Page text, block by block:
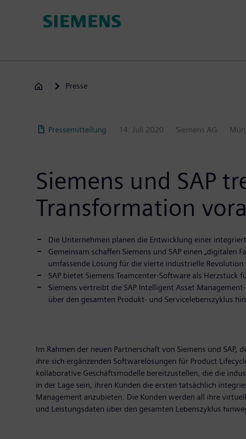
Presse
Pressemitteilung 14. Juli 2020 Siemens AG
Siemens und SAP
Transformation
Die Unternehmen planen die Entwicklung einer
Gemeinsam schaffen Siemens und SAP einen
umfassende Lösung für die vierte industrielle
SAP bietet Siemens Teamcenter-Software als
Siemens vertreibt die SAP Intelligent Asset
über den gesamten Produkt- und Servicelebenszyklus
Im Rahmen der neuen Partnerschaft von Siemens und
ihre sich ergänzenden Softwarelösungen für Product
kollaborative Geschäftsmodelle bereitzustellen, die die
in der Lage sein, ihren Kunden die ersten tatsächlich
Management anzubieten. Die Kunden werden all ihre
und Leistungsdaten über den gesamten Lebenszyklus